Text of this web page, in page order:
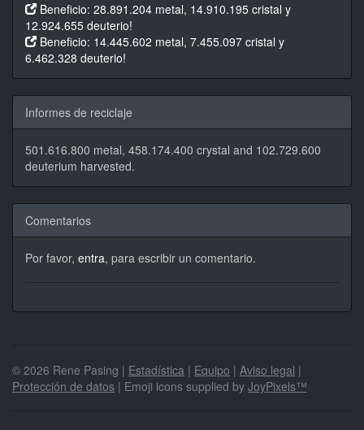
Beneficio: 28.891.204 metal, 14.910.195 cristal y
12.924.655 deuterio!
Beneficio: 14.445.602 metal, 7.455.097 cristal y
6.462.328 deuterio!
Informes de reciclaje
501.616.800 metal, 458.174.400 crystal and 102.729.600
deuterium harvested.
Comentarios
Por favor, entra, para escribir un comentario.
© 2026 Rene Pasing | Estadística | Equipo | Aviso legal |
Protección de datos | Emoji icons supplied by JoyPixels™